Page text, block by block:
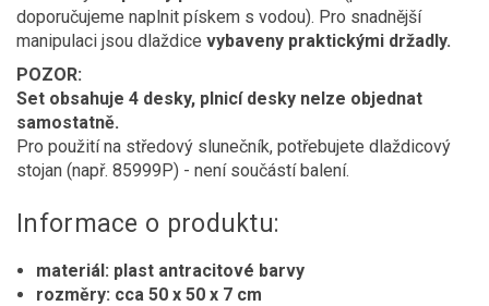
doporučujeme naplnit pískem s vodou). Pro snadnější
manipulaci jsou dlaždice vybaveny praktickými držadly.
POZOR:
Set obsahuje 4 desky, plnicí desky nelze objednat
samostatně.
Pro použití na středový slunečník, potřebujete dlaždicový
stojan (např. 85999P) - není součástí balení.
Informace o produktu:
materiál: plast antracitové barvy
rozměry: cca 50 x 50 x 7 cm